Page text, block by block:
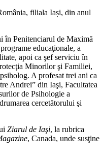
filiala Iași, din anul
în Penitenciarul de Maximă
educaţionale, a
apoi ca şef serviciu în
Minorilor şi Familiei,
A profesat trei ani ca
Andrei” din Iaşi, Facultatea
de Psihologie a
cercetătorului şi
Ziarul de Iaşi, la rubrica
, Canada, unde susţine